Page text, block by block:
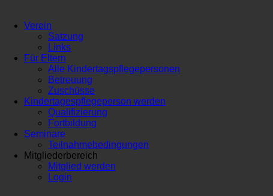
Verein
Satzung
Links
Für Eltern
Alle Kindertagspflegepersonen
Betreuung
Zuschüsse
Kindertagespflegeperson werden
Qualifizierung
Fortbildung
Seminare
Teilnahmebedingungen
Mitgliederbereich
Mitglied werden
Login